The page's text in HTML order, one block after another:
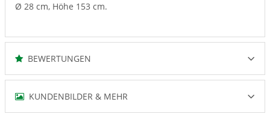
Ø 28 cm, Höhe 153 cm.
BEWERTUNGEN
KUNDENBILDER & MEHR